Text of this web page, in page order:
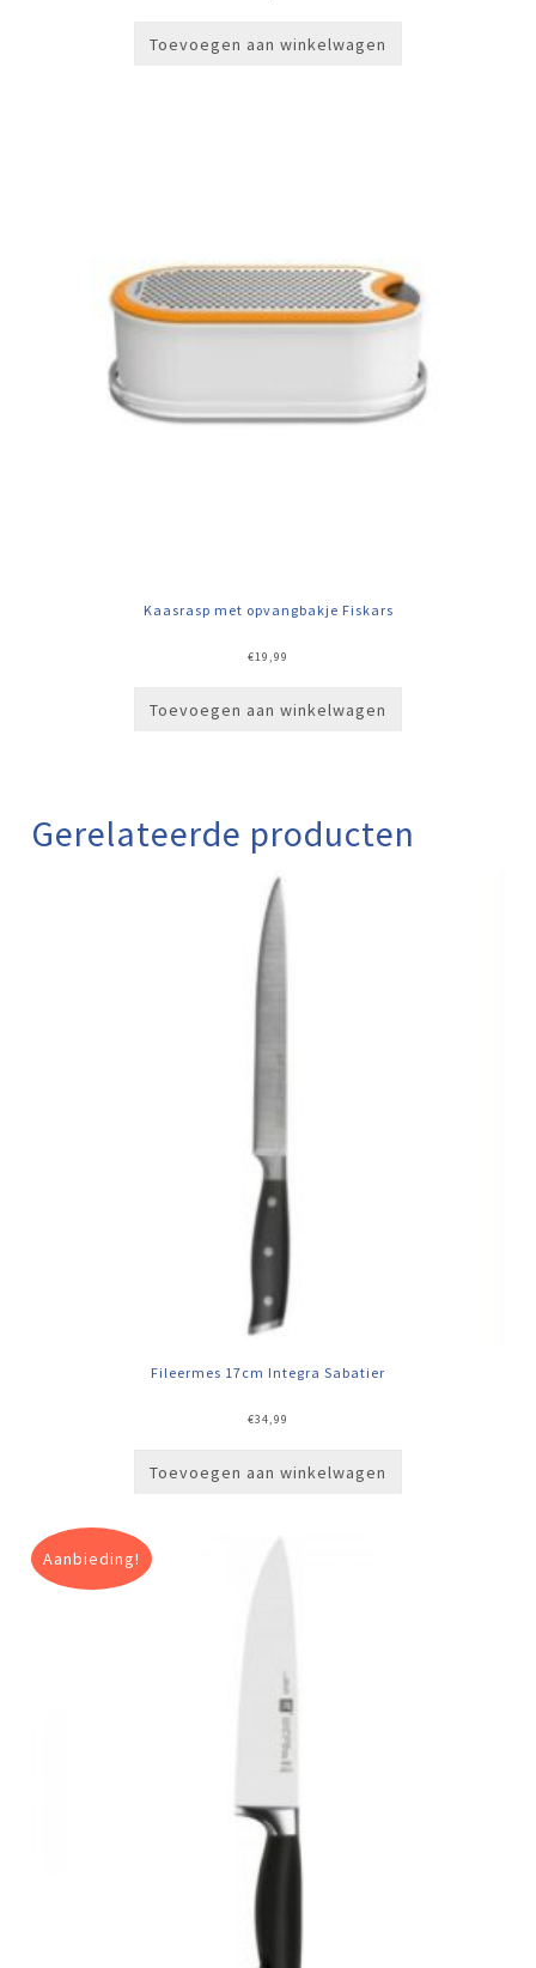
Toevoegen aan winkelwagen
Kaasrasp met opvangbakje Fiskars
€19,99
Toevoegen aan winkelwagen
Gerelateerde producten
Fileermes 17cm Integra Sabatier
€34,99
Toevoegen aan winkelwagen
Aanbieding!